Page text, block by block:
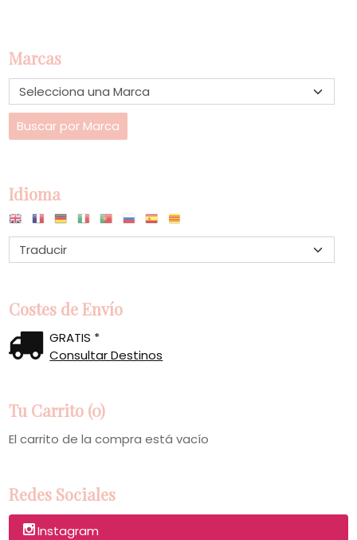
Marcas
Idioma
Costes de Envío
GRATIS *
Consultar Destinos
Tu Carrito (0)
El carrito de la compra está vacío
Redes Sociales
Instagram